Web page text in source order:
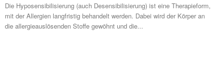
Die Hyposensibilisierung (auch Desensibilisierung) ist eine Therapieform,
mit der Allergien langfristig behandelt werden. Dabei wird der Körper an
die allergieauslösenden Stoffe gewöhnt und die...